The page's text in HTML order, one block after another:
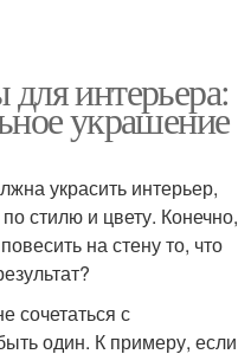
интерьера:
украшение
украсить интерьер,
стилю и цвету. Конечно,
на стену то, что
сочетаться с
один. К примеру, если